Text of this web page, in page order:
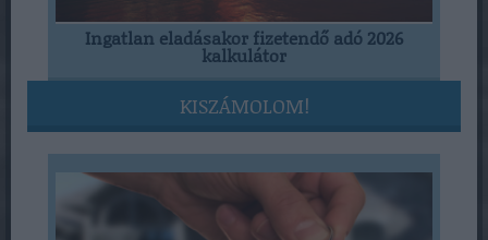
Ingatlan eladásakor fizetendő adó 2026
kalkulátor
KISZÁMOLOM!